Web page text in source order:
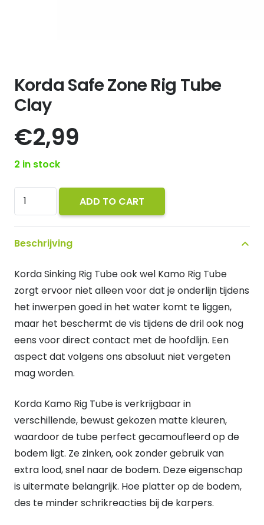
Korda Safe Zone Rig Tube
Clay
€2,99
2 in stock
Korda
Safe
Zone
Rig
Clay
quantity
ADD TO CART
Beschrijving
Korda Sinking Rig Tube ook wel Kamo Rig Tube
zorgt ervoor niet alleen voor dat je onderlijn tijdens
het inwerpen goed in het water komt te liggen,
maar het beschermt de vis tijdens de dril ook nog
eens voor direct contact met de hoofdlijn. Een
aspect dat volgens ons absoluut niet vergeten
mag worden.
Korda Kamo Rig Tube is verkrijgbaar in
verschillende, bewust gekozen matte kleuren,
waardoor de tube perfect gecamoufleerd op de
bodem ligt. Ze zinken, ook zonder gebruik van
extra lood, snel naar de bodem. Deze eigenschap
is uitermate belangrijk. Hoe platter op de bodem,
des te minder schrikreacties bij de karpers.